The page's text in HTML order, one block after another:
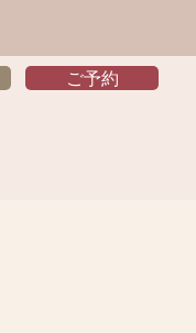
ご予約